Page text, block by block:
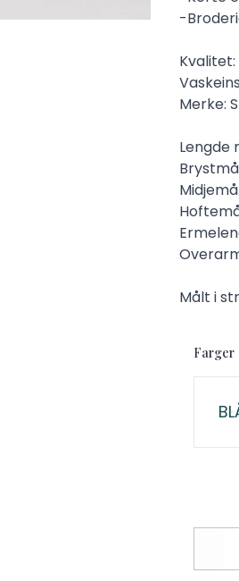
-
Kvalitet:
Merke:
Lengde
Målt i
Farger
Velg